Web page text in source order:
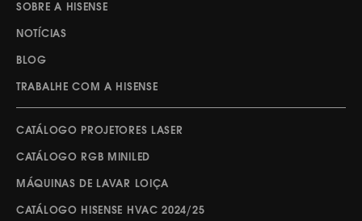
SOBRE A HISENSE
NOTÍCIAS
BLOG
TRABALHE COM A HISENSE
CATÁLOGO PROJETORES LASER
CATÁLOGO RGB MINILED
MÁQUINAS DE LAVAR LOIÇA
CATÁLOGO HISENSE HVAC 2024/25